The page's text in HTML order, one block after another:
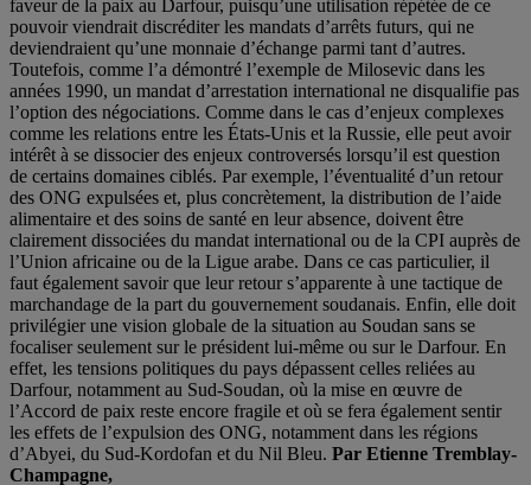
faveur de la paix au Darfour, puisqu’une utilisation répétée de ce
pouvoir viendrait discréditer les mandats d’arrêts futurs, qui ne
deviendraient qu’une monnaie d’échange parmi tant d’autres.
Toutefois, comme l’a démontré l’exemple de Milosevic dans les
années 1990, un mandat d’arrestation international ne disqualifie pas
l’option des négociations. Comme dans le cas d’enjeux complexes
comme les relations entre les États-Unis et la Russie, elle peut avoir
intérêt à se dissocier des enjeux controversés lorsqu’il est question
de certains domaines ciblés. Par exemple, l’éventualité d’un retour
des ONG expulsées et, plus concrètement, la distribution de l’aide
alimentaire et des soins de santé en leur absence, doivent être
clairement dissociées du mandat international ou de la CPI auprès de
l’Union africaine ou de la Ligue arabe. Dans ce cas particulier, il
faut également savoir que leur retour s’apparente à une tactique de
marchandage de la part du gouvernement soudanais. Enfin, elle doit
privilégier une vision globale de la situation au Soudan sans se
focaliser seulement sur le président lui-même ou sur le Darfour. En
effet, les tensions politiques du pays dépassent celles reliées au
Darfour, notamment au Sud-Soudan, où la mise en œuvre de
l’Accord de paix reste encore fragile et où se fera également sentir
les effets de l’expulsion des ONG, notamment dans les régions
d’Abyei, du Sud-Kordofan et du Nil Bleu. Par Etienne Tremblay-
Champagne,